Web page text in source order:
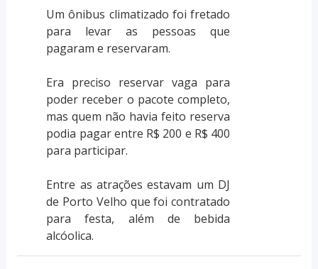
Um ônibus climatizado foi fretado
para levar as pessoas que
pagaram e reservaram.
Era preciso reservar vaga para
poder receber o pacote completo,
mas quem não havia feito reserva
podia pagar entre R$ 200 e R$ 400
para participar.
Entre as atrações estavam um DJ
de Porto Velho que foi contratado
para festa, além de bebida
alcóolica.